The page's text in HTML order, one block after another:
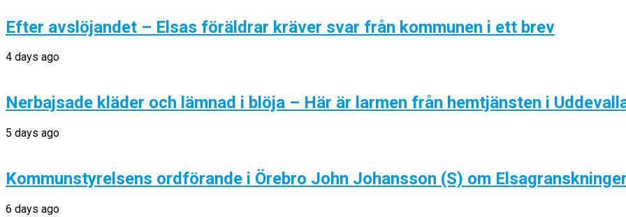
Efter avslöjandet – Elsas föräldrar kräver svar från kommunen i ett brev
4 days ago
Nerbajsade kläder och lämnad i blöja – Här är larmen från hemtjänsten i
5 days ago
Kommunstyrelsens ordförande i Örebro John Johansson (S) om
6 days ago